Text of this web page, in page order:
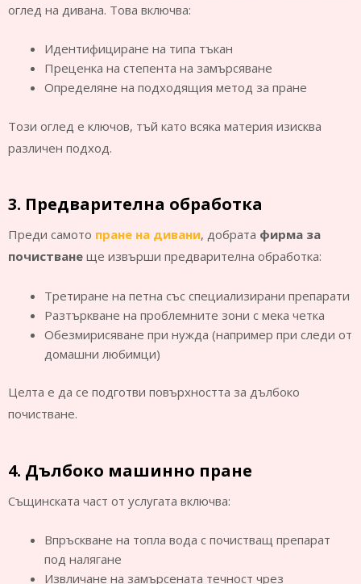
оглед на дивана. Това включва:
Идентифициране на типа тъкан
Преценка на степента на замърсяване
Определяне на подходящия метод за пране
Този оглед е ключов, тъй като всяка материя изисква
различен подход.
3. Предварителна обработка
Преди самото пране на дивани, добрата фирма за
почистване ще извърши предварителна обработка:
Третиране на петна със специализирани препарати
Разтъркване на проблемните зони с мека четка
Обезмирисяване при нужда (например при следи от
домашни любимци)
Целта е да се подготви повърхността за дълбоко
почистване.
4. Дълбоко машинно пране
Същинската част от услугата включва:
Впръскване на топла вода с почистващ препарат
под налягане
Извличане на замърсената течност чрез